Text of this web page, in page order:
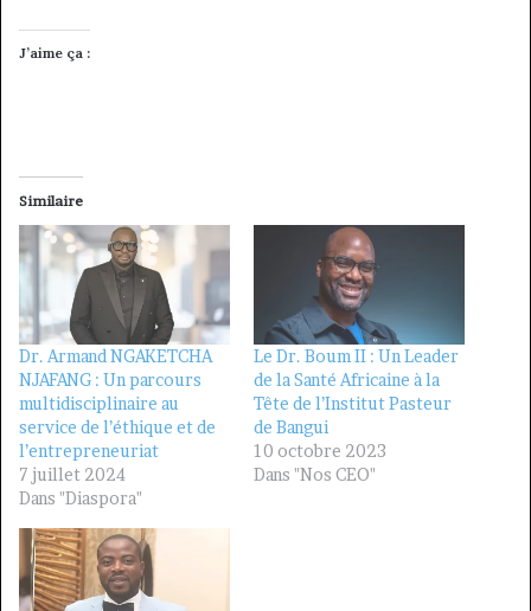
J’aime ça :
Similaire
Dr. Armand NGAKETCHA
NJAFANG : Un parcours
multidisciplinaire au
service de l’éthique et de
l’entrepreneuriat
7 juillet 2024
Dans "Diaspora"
Le Dr. Boum II : Un Leader
de la Santé Africaine à la
Tête de l’Institut Pasteur
de Bangui
10 octobre 2023
Dans "Nos CEO"